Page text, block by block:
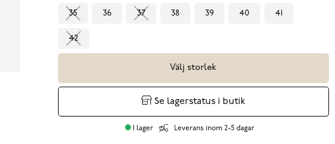
35 36 37 38 39 40 41
42
Välj storlek
Se lagerstatus i butik
I lager Leverans inom 2-5 dagar